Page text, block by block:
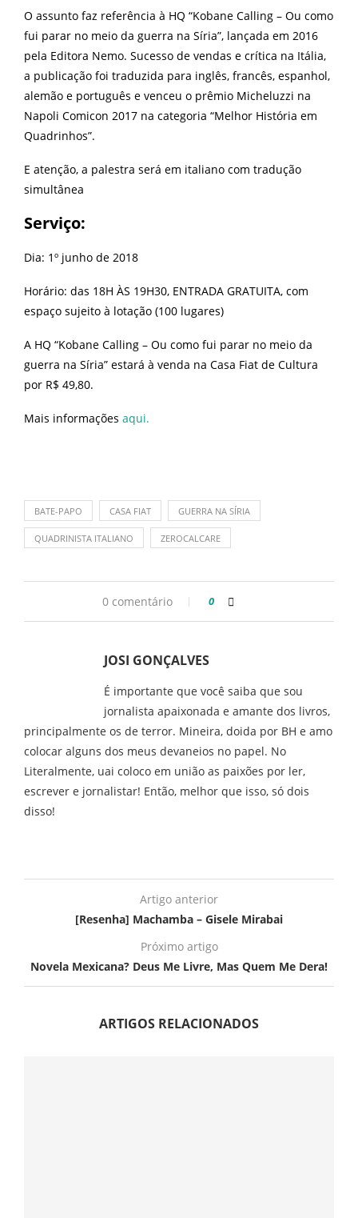
O assunto faz referência à HQ “Kobane Calling – Ou como
fui parar no meio da guerra na Síria”, lançada em 2016
pela Editora Nemo. Sucesso de vendas e crítica na Itália,
a publicação foi traduzida para inglês, francês, espanhol,
alemão e português e venceu o prêmio Micheluzzi na
Napoli Comicon 2017 na categoria “Melhor História em
Quadrinhos”.
E atenção, a palestra será em italiano com tradução
simultânea
Serviço:
Dia: 1º junho de 2018
Horário: das 18H ÀS 19H30, ENTRADA GRATUITA, com
espaço sujeito à lotação (100 lugares)
A HQ “Kobane Calling – Ou como fui parar no meio da
guerra na Síria” estará à venda na Casa Fiat de Cultura
por R$ 49,80.
Mais informações aqui.
BATE-PAPO CASA FIAT GUERRA NA SÍRIA
QUADRINISTA ITALIANO ZEROCALCARE
0 comentário 0
JOSI GONÇALVES
É importante que você saiba que sou
jornalista apaixonada e amante dos livros,
principalmente os de terror. Mineira, doida por BH e amo
colocar alguns dos meus devaneios no papel. No
Literalmente, uai coloco em união as paixões por ler,
escrever e jornalistar! Então, melhor que isso, só dois
disso!
Artigo anterior
[Resenha] Machamba – Gisele Mirabai
Próximo artigo
Novela Mexicana? Deus Me Livre, Mas Quem Me Dera!
ARTIGOS RELACIONADOS